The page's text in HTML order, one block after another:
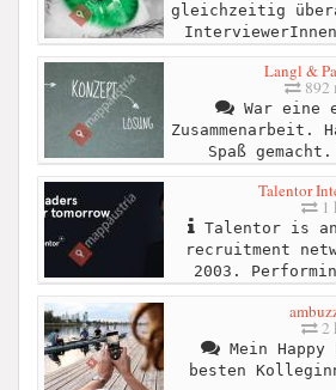
gleichzeitig
Langl &
892
War eine
Spaß
Talentor
1
Talentor is
recruitment
2003.
2
Mein Happy
besten